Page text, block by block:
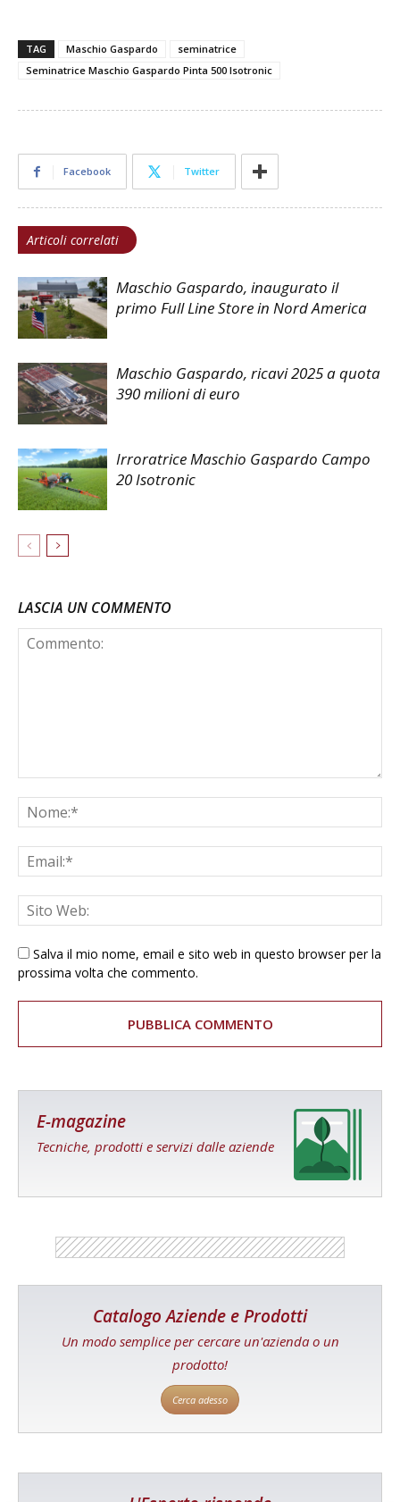
TAG Maschio Gaspardo
seminatrice
Seminatrice Maschio Gaspardo Pinta 500 Isotronic
Facebook Twitter
Articoli correlati
Maschio Gaspardo, inaugurato il
primo Full Line Store in Nord America
Maschio Gaspardo, ricavi 2025 a quota
390 milioni di euro
Irroratrice Maschio Gaspardo Campo
20 Isotronic
LASCIA UN COMMENTO
Salva il mio nome, email e sito web in questo browser per la
prossima volta che commento.
E-magazine
Tecniche, prodotti e servizi dalle aziende
Catalogo Aziende e Prodotti
Un modo semplice per cercare un'azienda o un
prodotto!
Cerca adesso